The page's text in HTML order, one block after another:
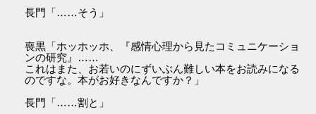
長門「……そう」
喪黒「ホッホッホ、『感情心理から見たコミュニケーショ
ンの研究』……
これはまた、お若いのにずいぶん難しい本をお読みになる
のですな。本がお好きなんですか？」
長門「……割と」